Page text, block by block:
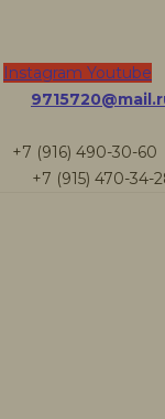
Instagram Youtube
+7 (916) 490-30-60
+7 (915) 470-34-
Ultra для дерева,